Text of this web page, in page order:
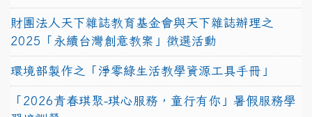
財團法人天下雜誌教育基金會與天下雜誌辦理之
2025「永續台灣創意教案」徵選活動
環境部製作之「淨零綠生活教學資源工具手冊」
「2026青春琪聚-琪心服務，童行有你」暑假服務學